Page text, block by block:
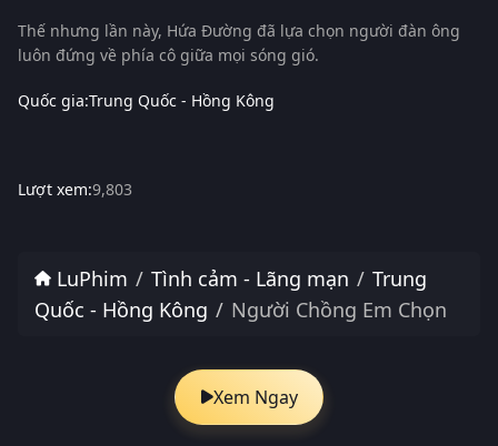
Thế nhưng lần này, Hứa Đường đã lựa chọn người đàn ông
luôn đứng về phía cô giữa mọi sóng gió.
Quốc gia:Trung Quốc - Hồng Kông
Lượt xem:9,803
LuPhim Tình cảm - Lãng mạn
Trung
Quốc - Hồng Kông
Người Chồng Em Chọn
Xem Ngay